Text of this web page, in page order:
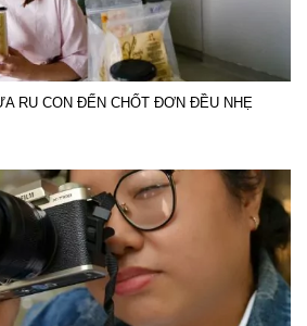
RU CON ĐẾN CHỐT ĐƠN ĐỀU NHẸ